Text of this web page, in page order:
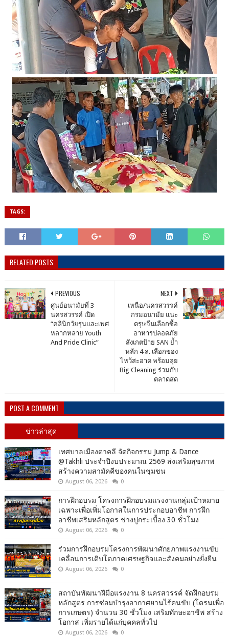
TAGS:
RELATED POSTS
NEXT
เหนือ/นครสวรรค์
กรมอนามัย แนะ
ตรุษจีนเลือกซื้อ
อาหารปลอดภัย
สังเกตป้าย SAN ย้ำ
หลัก 4 ล. เลือกของ
ไหว้สะอาด พร้อมลุย
Big Cleaning ร่วมกับ
ตลาดสด
PREVIOUS
ศูนย์อนามัยที่ 3
นครสวรรค์ เปิด
“คลินิกวัยรุ่นและเพศ
หลากหลาย Youth
And Pride Clinic”
POST A COMMENT
ข่าวล่าสุด
เทศบาลเมืองตาคลี จัดกิจกรรม Jump & Dance
@Takhli ประจำปีงบประมาณ 2569 ส่งเสริมสุขภาพ
สร้างความสามัคคีของคนในชุมชน
August 06, 2026 0
การฝึกอบรม โครงการฝึกอบรมแรงงานกลุ่มเป้าหมาย
เฉพาะเพื่อเพิ่มโอกาสในการประกอบอาชีพ การฝึก
อาชีพเสริมหลักสูตร ช่างปูกระเบื้อง 30 ชั่วโมง
August 06, 2026 0
ร่วมการฝึกอบรมโครงการพัฒนาศักยภาพแรงงานขับ
เคลื่อนการเติบโตภาคเศรษฐกิจและสังคมอย่างยั่งยืน
August 06, 2026 0
สถาบันพัฒนาฝีมือแรงงาน 8 นครสวรรค์ จัดฝึกอบรม
หลักสูตร การซ่อมบำรุงอากาศยานไร้คนขับ (โดรนเพื่อ
การเกษตร) จำนวน 30 ชั่วโมง เสริมทักษะอาชีพ สร้าง
โอกาส เพิ่มรายได้แก่บุคคลทั่วไป
August 06, 2026 0